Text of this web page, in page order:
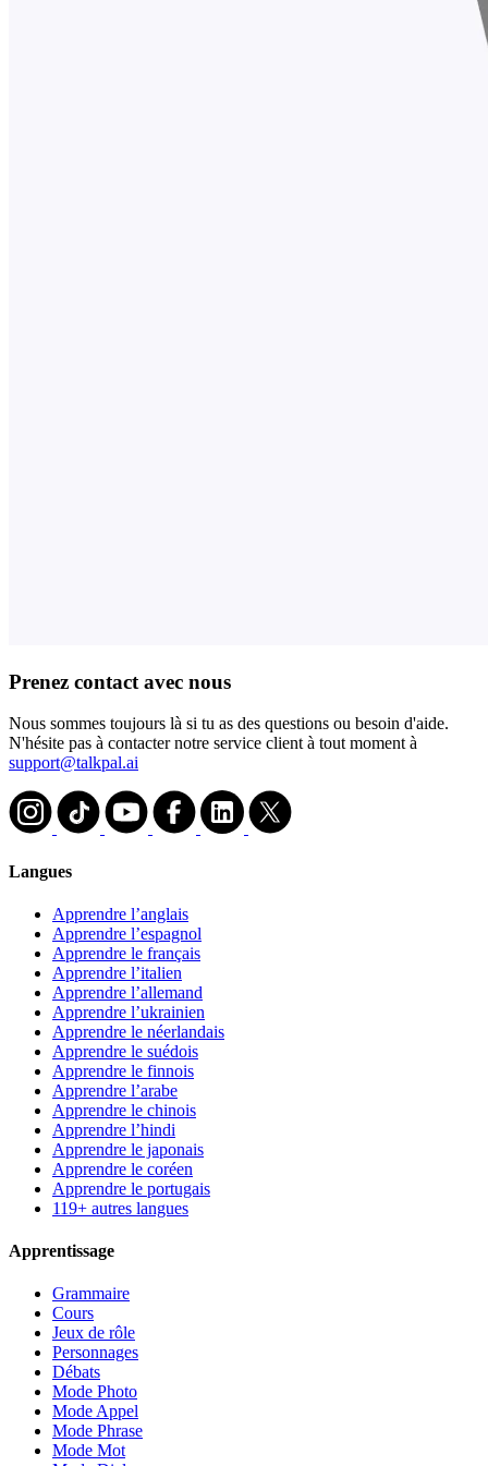
Prenez contact avec nous
Nous sommes toujours là si tu as des questions ou besoin d'aide.
N'hésite pas à contacter notre service client à tout moment à
support@talkpal.ai
Langues
Apprendre l’anglais
Apprendre l’espagnol
Apprendre le français
Apprendre l’italien
Apprendre l’allemand
Apprendre l’ukrainien
Apprendre le néerlandais
Apprendre le suédois
Apprendre le finnois
Apprendre l’arabe
Apprendre le chinois
Apprendre l’hindi
Apprendre le japonais
Apprendre le coréen
Apprendre le portugais
119+ autres langues
Apprentissage
Grammaire
Cours
Jeux de rôle
Personnages
Débats
Mode Photo
Mode Appel
Mode Phrase
Mode Mot